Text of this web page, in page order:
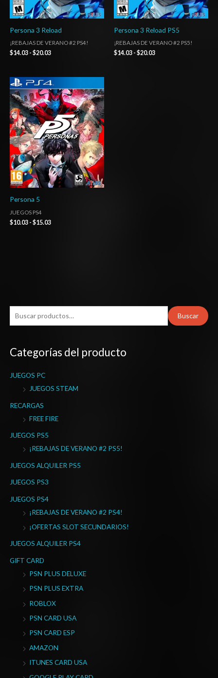
u
c
r
o
Buscar
Categorías del producto
JUEGOS PC
JUEGOS STEAM
RECARGAS
FREE FIRE
JUEGOS PS5
¡REBAJAS DE VERANO #2 PS5!
JUEGOS ALQUILER PS5
JUEGOS PS3
JUEGOS PS4
¡REBAJAS DE VERANO #2 PS4!
¡OFERTAS SLOT SECUNDARIOS!
JUEGOS ALQUILER PS4
GIFT CARD
PSN PLUS DELUXE
PSN PLUS EXTRA
ROBLOX
PSN CARD USA
PSN CARD ESP
AMAZON
ITUNES CARD USA
Persona 3 Reload
¡REBAJAS DE VERANO #2 PS4!
$14.03 - $20.03
Persona 3 Reload PS5
¡REBAJAS DE VERANO #2 PS5!
$14.03 - $20.03
Persona 5
JUEGOS PS4
$10.03 - $15.03
Rango
de
precios:
desde
$10.03
hasta
$15.03